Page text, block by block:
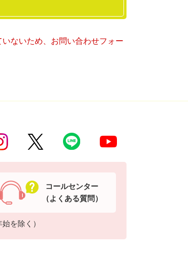
ないため、お問い合わせフォー
を除く）
コールセンター
（よくある質問）